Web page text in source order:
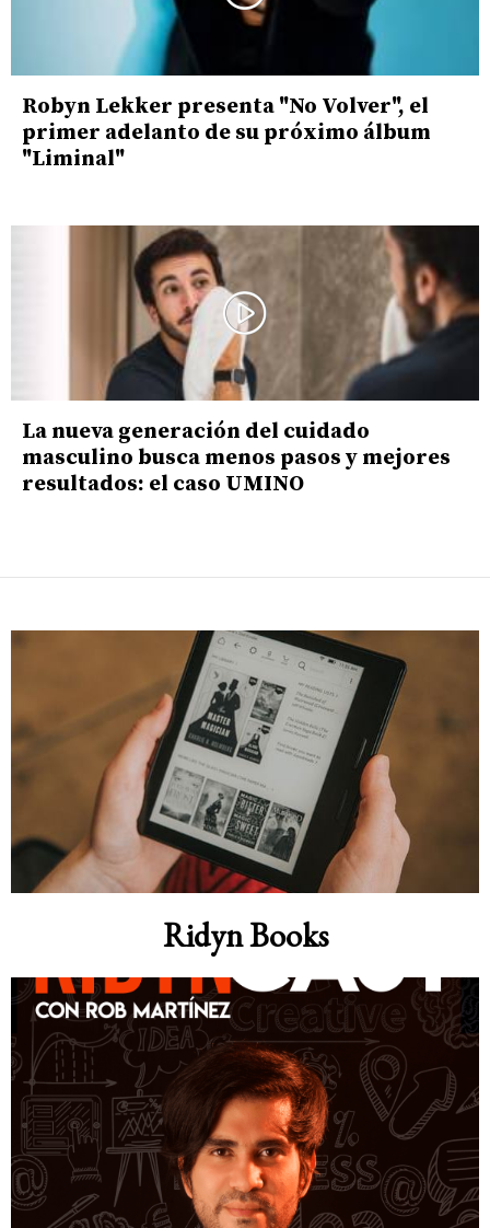
Robyn Lekker presenta "No Volver", el
primer adelanto de su próximo álbum
"Liminal"
La nueva generación del cuidado
masculino busca menos pasos y mejores
resultados: el caso UMINO
Ridyn Books